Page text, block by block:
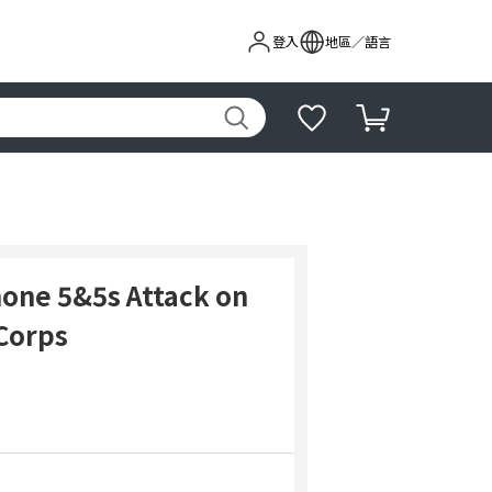
登入 地區／語言
5&5s Attack on